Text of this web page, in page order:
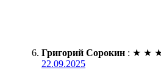
Григорий Сорокин : ★ ★
22.09.2025